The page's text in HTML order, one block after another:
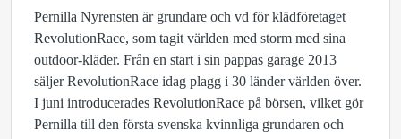
Pernilla Nyrensten är grundare och vd för klädföretaget
RevolutionRace, som tagit världen med storm med sina
outdoor-kläder. Från en start i sin pappas garage 2013
säljer RevolutionRace idag plagg i 30 länder världen över.
I juni introducerades RevolutionRace på börsen, vilket gör
Pernilla till den första svenska kvinnliga grundaren och